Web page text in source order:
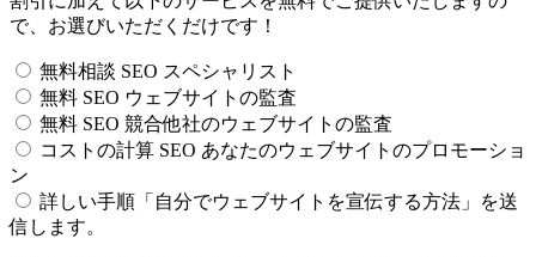
で、お選びいただくだけです！
無料相談 SEO スペシャリスト
無料 SEO ウェブサイトの監査
無料 SEO 競合他社のウェブサイトの監査
コストの計算 SEO あなたのウェブサイトのプロモーショ
ン
詳しい手順「自分でウェブサイトを宣伝する方法」を送
信します。